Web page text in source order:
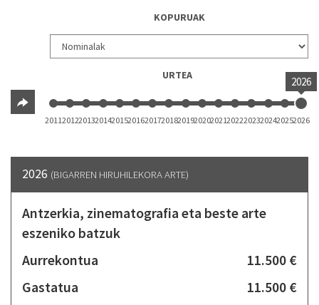
KOPURUAK
URTEA 2026
2011201220132014201520162017201820192020202120222023202420252026
2026 (BIGARREN HIRUHILEKORA ARTE)
Antzerkia, zinematografia eta beste arte
eszeniko batzuk
Aurrekontua
11.500 €
Gastatua
11.500 €